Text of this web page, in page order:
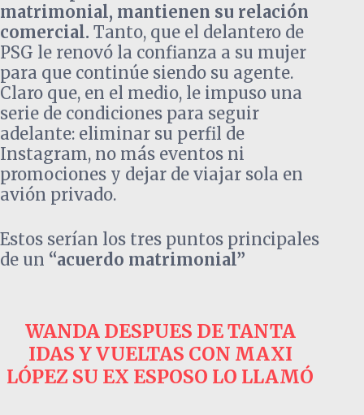
matrimonial, mantienen su relación
comercial. Tanto, que el delantero de
PSG le renovó la confianza a su mujer
para que continúe siendo su agente.
Claro que, en el medio, le impuso una
serie de condiciones para seguir
adelante: eliminar su perfil de
Instagram, no más eventos ni
promociones y dejar de viajar sola en
avión privado.
Estos serían los tres puntos principales
de un “acuerdo matrimonial”
WANDA DESPUES DE TANTA
IDAS Y VUELTAS CON MAXI
LÓPEZ SU EX ESPOSO LO LLAMÓ